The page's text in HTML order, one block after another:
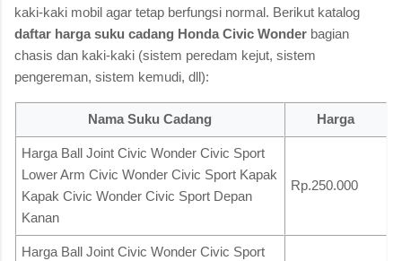
kaki-kaki mobil agar tetap berfungsi normal. Berikut katalog
daftar harga suku cadang Honda Civic Wonder bagian
chasis dan kaki-kaki (sistem peredam kejut, sistem
pengereman, sistem kemudi, dll):
Nama Suku Cadang Harga
Harga Ball Joint Civic Wonder Civic Sport
Lower Arm Civic Wonder Civic Sport Kapak
Kapak Civic Wonder Civic Sport Depan
Kanan
Rp.250.000
Harga Ball Joint Civic Wonder Civic Sport